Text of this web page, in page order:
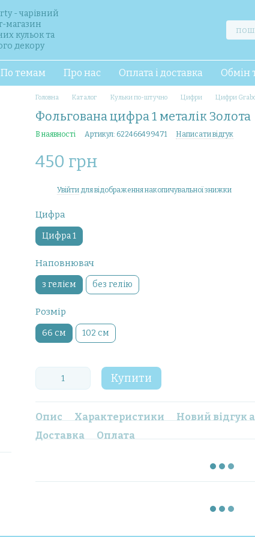
По темам Про нас Оплата і доставка Обмін
Головна Каталог Кульки по-штучно Цифри Цифри
Фольгована цифра 1 металік Золота
В наявності Артикул: 622466499471 Написати відгук
450 грн
Увійти для відображення накопичувальної знижки
Цифра
Цифра 1
Наповнювач
з гелієм без гелію
Розмір
66 см 102 см
Купити
Опис Характеристики
Новий відгук
Доставка
Оплата